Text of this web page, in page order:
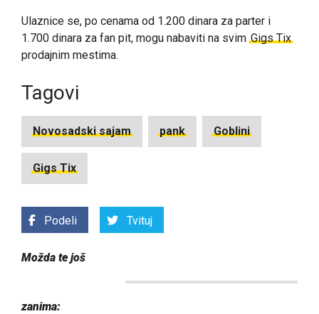
Ulaznice se, po cenama od 1.200 dinara za parter i
1.700 dinara za fan pit, mogu nabaviti na svim Gigs Tix
prodajnim mestima.
Tagovi
Novosadski sajam pank Goblini
Gigs Tix
Podeli Tvituj
Možda te još
zanima: